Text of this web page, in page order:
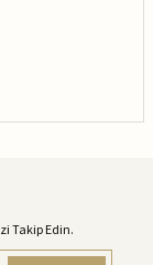
Takip Edin.